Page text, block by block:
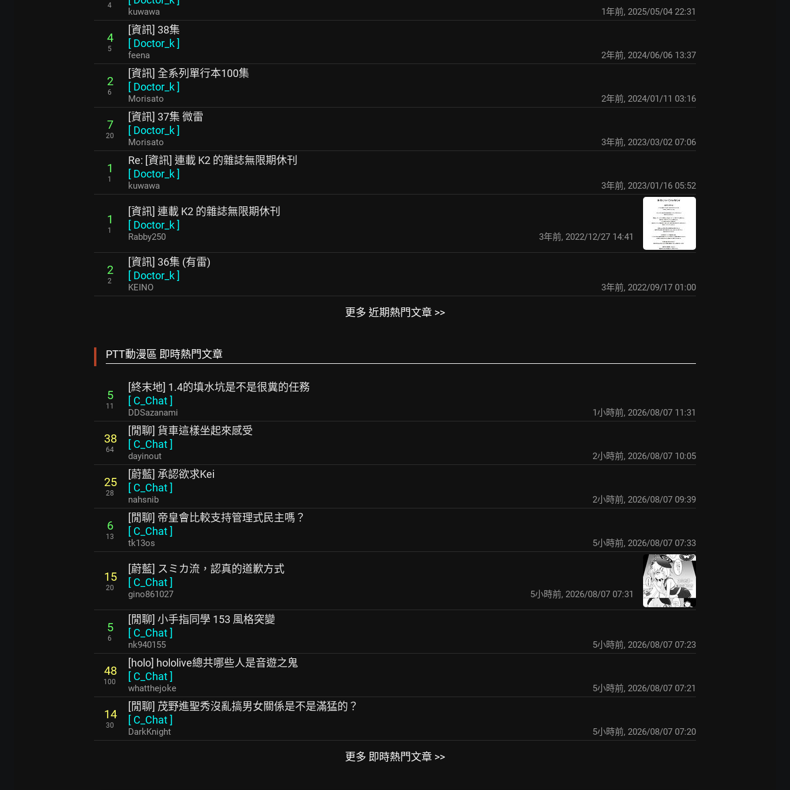
4
kuwawa 1年前, 2025/05/04 22:31
4
5
[資訊] 38集
[ Doctor_k]
feena 2年前, 2024/06/06 13:37
2
6
[資訊] 全系列單行本100集
[ Doctor_k]
Morisato 2年前, 2024/01/11 03:16
7
20
[資訊] 37集 微雷
[ Doctor_k]
Morisato 3年前, 2023/03/02 07:06
1
1
Re: [資訊] 連載 K2 的雜誌無限期休刊
[ Doctor_k]
kuwawa 3年前, 2023/01/16 05:52
1
1
[資訊] 連載 K2 的雜誌無限期休刊
[ Doctor_k]
Rabby250 3年前, 2022/12/27 14:41
2
2
[資訊] 36集 (有雷)
[ Doctor_k]
KEINO 3年前, 2022/09/17 01:00
更多 近期熱門文章 >>
PTT動漫區 即時熱門文章
5
11
[終末地] 1.4的填水坑是不是很糞的任務
[ C_Chat]
DDSazanami 1小時前, 2026/08/07 11:31
38
64
[閒聊] 貨車這樣坐起來感受
[ C_Chat]
dayinout 2小時前, 2026/08/07 10:05
25
28
[蔚藍] 承認欲求Kei
[ C_Chat]
nahsnib 2小時前, 2026/08/07 09:39
6
13
[閒聊] 帝皇會比較支持管理式民主嗎？
[ C_Chat]
tk13os 5小時前, 2026/08/07 07:33
15
20
[蔚藍] スミカ流，認真的道歉方式
[ C_Chat]
gino861027 5小時前, 2026/08/07 07:31
5
6
[閒聊] 小手指同學 153 風格突變
[ C_Chat]
nk940155 5小時前, 2026/08/07 07:23
48
100
[holo] hololive總共哪些人是音遊之鬼
[ C_Chat]
whatthejoke 5小時前, 2026/08/07 07:21
14
30
[閒聊] 茂野進聖秀沒亂搞男女關係是不是滿猛的？
[ C_Chat]
DarkKnight 5小時前, 2026/08/07 07:20
更多 即時熱門文章 >>